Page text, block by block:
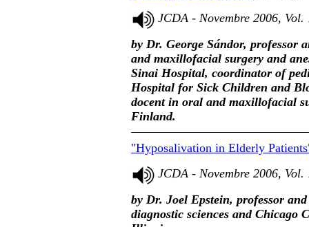
JCDA - Novembre 2006, Vol.
by Dr. George Sándor, professor
and maxillofacial surgery and
Sinai Hospital, coordinator of
Hospital for Sick Children and
docent in oral and maxillofacial
Finland.
"Hyposalivation in Elderly
JCDA - Novembre 2006, Vol.
by Dr. Joel Epstein, professor
diagnostic sciences and Chicago